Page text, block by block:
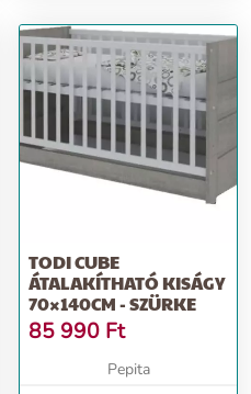
TODI CUBE
ÁTALAKÍTHATÓ KISÁGY
70×140CM - SZÜRKE
85 990 Ft
Pepita